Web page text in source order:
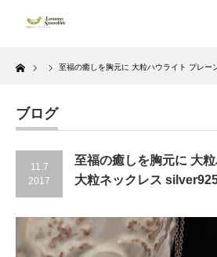
Home 至福の癒しを胸元に 大粒ハウライト プレー
ブログ
11.7
2017
至福の癒しを胸元に 大
大粒ネックレス